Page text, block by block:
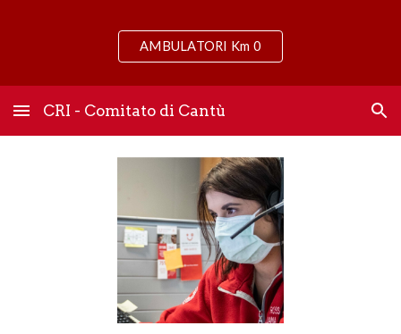
Skip to main content Skip to navigation
AMBULATORI Km 0
CRI - Comitato di Cantù